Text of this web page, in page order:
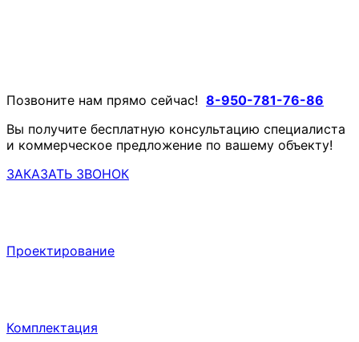
Позвоните нам прямо сейчас! 8-950-781-76-86
Вы получите бесплатную консультацию специалиста
и коммерческое предложение по вашему объекту!
ЗАКАЗАТЬ ЗВОНОК
Проектирование
Комплектация